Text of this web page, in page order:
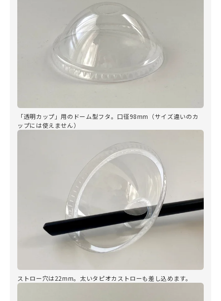
「透明カップ」用のドーム型フタ。口径98mm（サイズ違いのカ
ップには使えません）
ストロー穴は22mm。太いタピオカストローも差し込めます。